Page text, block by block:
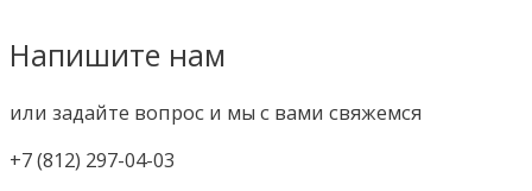
Напишите нам
или задайте вопрос и мы с вами свяжемся
+7 (812) 297-04-03